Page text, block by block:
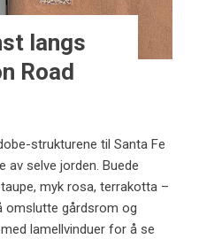
langs
Road
strukturene til Santa Fe
selve jorden. Buede
myk rosa, terrakotta –
omslutte gårdsrom og
lamellvinduer for å se